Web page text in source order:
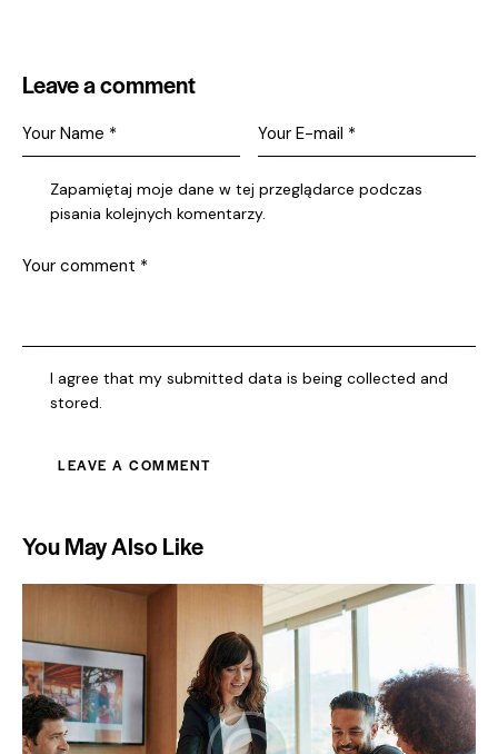
Leave a comment
Zapamiętaj moje dane w tej przeglądarce podczas
pisania kolejnych komentarzy.
I agree that my submitted data is being collected and
stored.
You May Also Like